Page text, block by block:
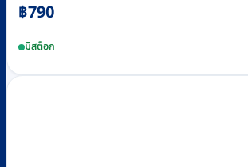
฿790
มีสต็อก